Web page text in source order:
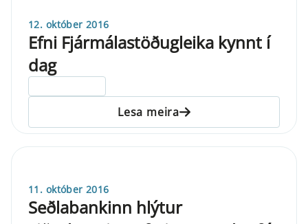
12. október 2016
Efni Fjármálastöðugleika kynnt í
dag
Lesa meira
11. október 2016
Seðlabankinn hlýtur